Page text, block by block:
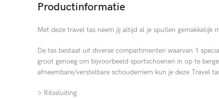
Productinformatie
Met deze travel tas neem jij altijd al je spullen gemakkelijk
De tas bestaat uit diverse compartimenten waarvan 1
groot genoeg om bijvoorbeeld sportschoenen in op te
afneembare/verstelbare schouderriem kun je deze Travel
> Ritssluiting